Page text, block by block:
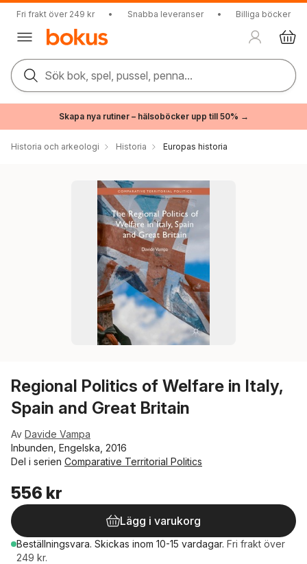
Fri frakt över 249 kr • Snabba leveranser • Billiga böcker
Sök bok, spel, pussel, penna...
Skapa nya rutiner – hälsoböcker upp till 50% →
Historia och arkeologi Historia Europas historia
Regional Politics of Welfare in Italy,
Spain and Great Britain
Av Davide Vampa
Inbunden, Engelska, 2016
Del i serien Comparative Territorial Politics
556 kr
Lägg i varukorg
Beställningsvara. Skickas inom 10-15 vardagar. Fri frakt över
249 kr.